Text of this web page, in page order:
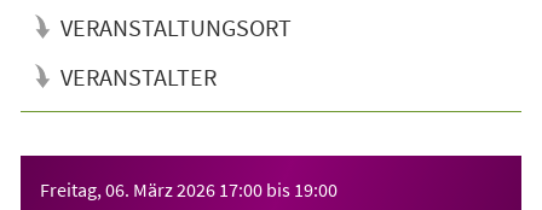
VERANSTALTUNGSORT
VERANSTALTER
Freitag, 06. März 2026 17:00 bis 19:00